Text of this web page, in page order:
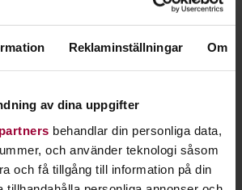
Reklaminställningar Om
av dina uppgifter
behandlar din personliga data,
och använder teknologi såsom
och få tillgång till information på din